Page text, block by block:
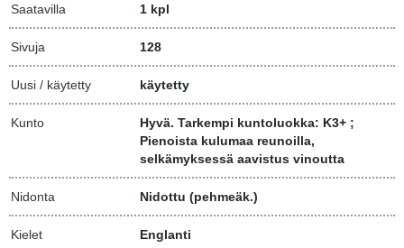
Saatavilla 1 kpl
Sivuja 128
Uusi / käytetty käytetty
Kunto
Hyvä. Tarkempi kuntoluokka: K3+ ;
Pienoista kulumaa reunoilla,
selkämyksessä aavistus vinoutta
Nidonta Nidottu (pehmeäk.)
Kielet Englanti